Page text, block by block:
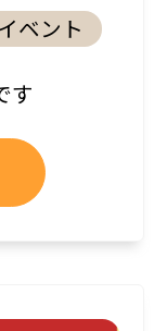
イベント
す